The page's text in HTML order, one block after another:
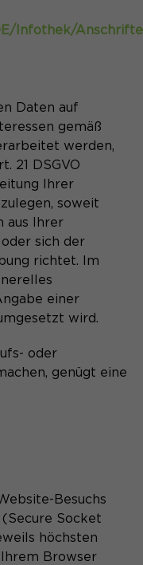
Infothek/
Daten auf
gemäß
werden,
21 DSGVO
Ihrer
soweit
aus Ihrer
sich der
richtet. Im
einer
wird.
oder
genügt eine
Besuchs
Socket
höchsten
Ihrem Browser